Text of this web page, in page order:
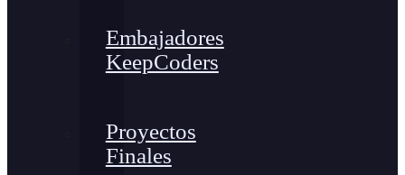
Embajadores
KeepCoders
Proyectos
Finales